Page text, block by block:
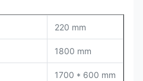
220 mm
1800 mm
1700 * 600 mm